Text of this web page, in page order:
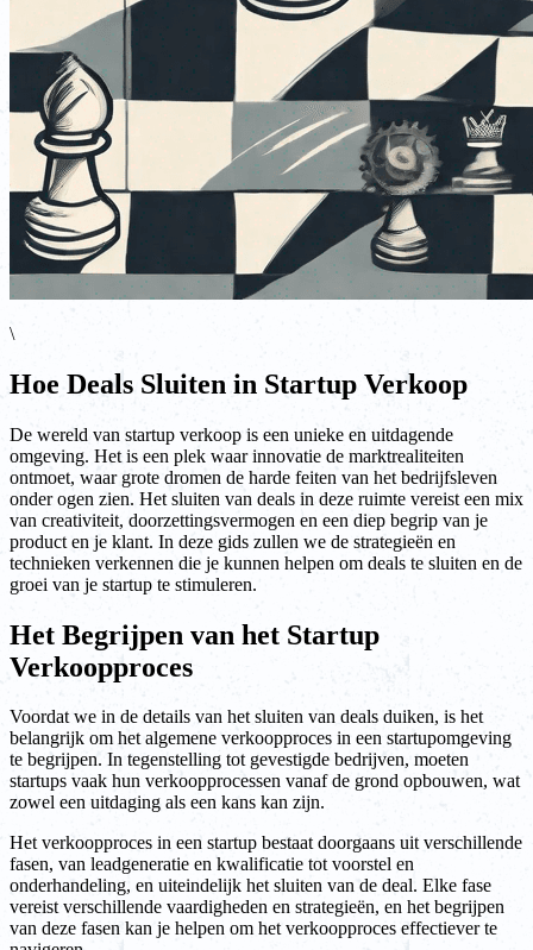
\
Hoe Deals Sluiten in Startup Verkoop
De wereld van startup verkoop is een unieke en uitdagende
omgeving. Het is een plek waar innovatie de marktrealiteiten
ontmoet, waar grote dromen de harde feiten van het bedrijfsleven
onder ogen zien. Het sluiten van deals in deze ruimte vereist een mix
van creativiteit, doorzettingsvermogen en een diep begrip van je
product en je klant. In deze gids zullen we de strategieën en
technieken verkennen die je kunnen helpen om deals te sluiten en de
groei van je startup te stimuleren.
Het Begrijpen van het Startup
Verkoopproces
Voordat we in de details van het sluiten van deals duiken, is het
belangrijk om het algemene verkoopproces in een startupomgeving
te begrijpen. In tegenstelling tot gevestigde bedrijven, moeten
startups vaak hun verkoopprocessen vanaf de grond opbouwen, wat
zowel een uitdaging als een kans kan zijn.
Het verkoopproces in een startup bestaat doorgaans uit verschillende
fasen, van leadgeneratie en kwalificatie tot voorstel en
onderhandeling, en uiteindelijk het sluiten van de deal. Elke fase
vereist verschillende vaardigheden en strategieën, en het begrijpen
van deze fasen kan je helpen om het verkoopproces effectiever te